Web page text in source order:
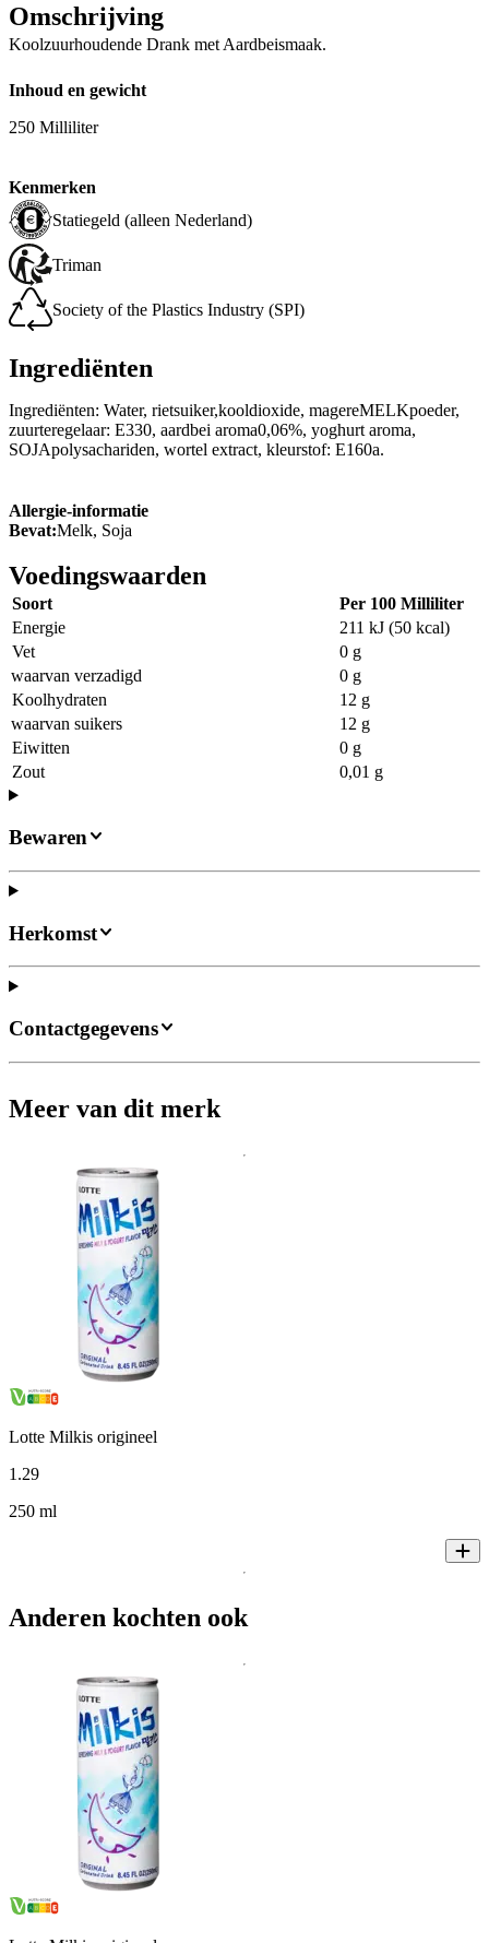
Omschrijving
Koolzuurhoudende Drank met Aardbeismaak.
Inhoud en gewicht
250 Milliliter
Kenmerken
Statiegeld (alleen Nederland)
Triman
Society of the Plastics Industry (SPI)
Ingrediënten
Ingrediënten: Water, rietsuiker,kooldioxide, magereMELKpoeder,
zuurteregelaar: E330, aardbei aroma0,06%, yoghurt aroma,
SOJApolysachariden, wortel extract, kleurstof: E160a.
Allergie-informatie
Bevat:Melk, Soja
Voedingswaarden
Soort
Per 100 Milliliter
Energie
211 kJ (50 kcal)
Vet
0 g
waarvan verzadigd
0 g
Koolhydraten
12 g
waarvan suikers
12 g
Eiwitten
0 g
Zout
0,01 g
Bewaren
Herkomst
Contactgegevens
Meer van dit merk
Lotte Milkis origineel
1 .29
250 ml
Anderen kochten ook